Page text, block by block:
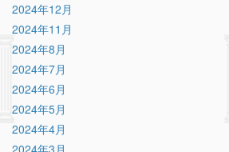
2024年12月
2024年11月
2024年8月
2024年7月
2024年6月
2024年5月
2024年4月
2024年3月